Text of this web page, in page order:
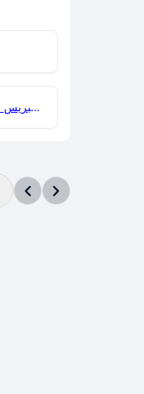
Ali Express | علي إكسبريس